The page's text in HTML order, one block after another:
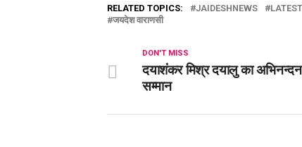
RELATED TOPICS: JAIDESHNEWS
जयदेश वाराणसी
DON'T MISS
दयाशंकर मिश्र दयालु का
सम्मान